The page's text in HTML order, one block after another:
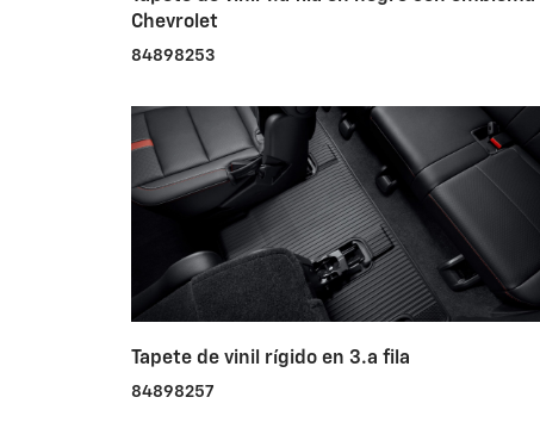
Chevrolet
84898253
Tapete de vinil rígido en 3.a fila
84898257